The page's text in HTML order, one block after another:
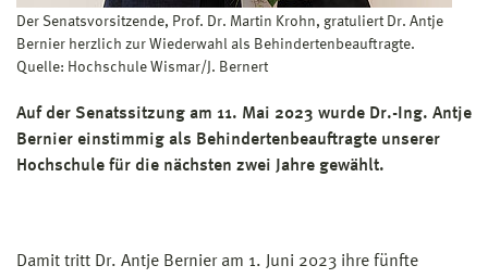
Der Senatsvorsitzende, Prof. Dr. Martin Krohn, gratuliert Dr. Antje
Bernier herzlich zur Wiederwahl als Behindertenbeauftragte.
Quelle: Hochschule Wismar/J. Bernert
Auf der Senatssitzung am 11. Mai 2023 wurde Dr.-Ing. Antje
Bernier einstimmig als Behindertenbeauftragte unserer
Hochschule für die nächsten zwei Jahre gewählt.
Damit tritt Dr. Antje Bernier am 1. Juni 2023 ihre fünfte